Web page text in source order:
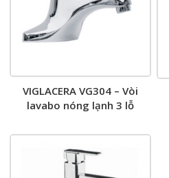
VIGLACERA VG304 – Vòi
lavabo nóng lạnh 3 lỗ